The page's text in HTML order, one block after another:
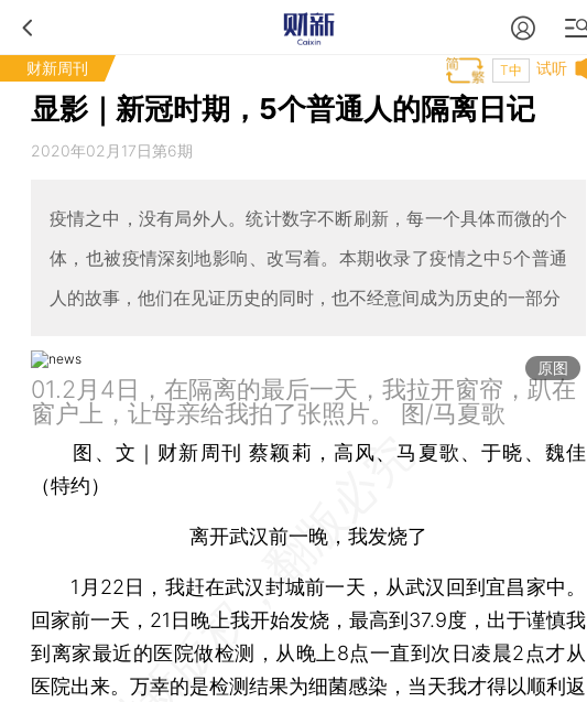
财新周刊 试听
T中
显影｜新冠时期，5个普通人的隔离日记
2020年02月17日第6期
疫情之中，没有局外人。统计数字不断刷新，每一个具体而微的个
体，也被疫情深刻地影响、改写着。本期收录了疫情之中5个普通
人的故事，他们在见证历史的同时，也不经意间成为历史的一部分
原图
01.2月4日，在隔离的最后一天，我拉开窗帘，趴在
窗户上，让母亲给我拍了张照片。 图/马夏歌
图、文｜财新周刊 蔡颖莉，高风、马夏歌、于晓、魏佳
（特约）
离开武汉前一晚，我发烧了
1月22日，我赶在武汉封城前一天，从武汉回到宜昌家中。
回家前一天，21日晚上我开始发烧，最高到37.9度，出于谨慎我
到离家最近的医院做检测，从晚上8点一直到次日凌晨2点才从
医院出来。万幸的是检测结果为细菌感染，当天我才得以顺利返